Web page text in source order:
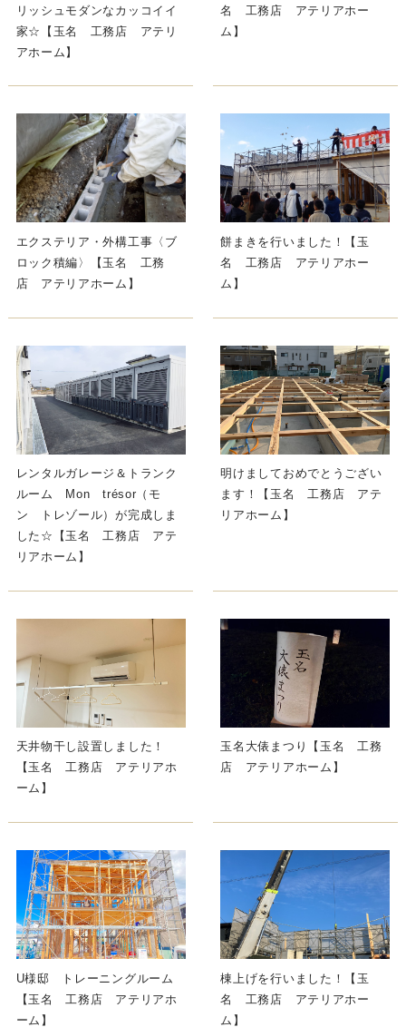
リッシュモダンなカッコイイ
家☆【玉名 工務店 アテリ
アホーム】
名 工務店 アテリアホー
ム】
エクステリア・外構工事〈ブ
ロック積編〉【玉名 工務
店 アテリアホーム】
餅まきを行いました！【玉
名 工務店 アテリアホー
ム】
レンタルガレージ＆トランク
ルーム Mon trésor（モ
ン トレゾール）が完成しま
した☆【玉名 工務店 アテ
リアホーム】
明けましておめでとうござい
ます！【玉名 工務店 アテ
リアホーム】
天井物干し設置しました！
【玉名 工務店 アテリアホ
ーム】
玉名大俵まつり【玉名 工務
店 アテリアホーム】
U様邸 トレーニングルーム
【玉名 工務店 アテリアホ
ーム】
棟上げを行いました！【玉
名 工務店 アテリアホー
ム】